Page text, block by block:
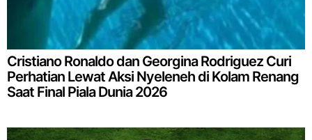
Cristiano Ronaldo dan Georgina Rodriguez Curi
Perhatian Lewat Aksi Nyeleneh di Kolam Renang
Saat Final Piala Dunia 2026